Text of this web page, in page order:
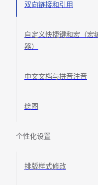
双向链接和引用
自定义快捷键和宏（宏
器）
中文文档与拼音注音
绘图
个性化设置
排版样式修改